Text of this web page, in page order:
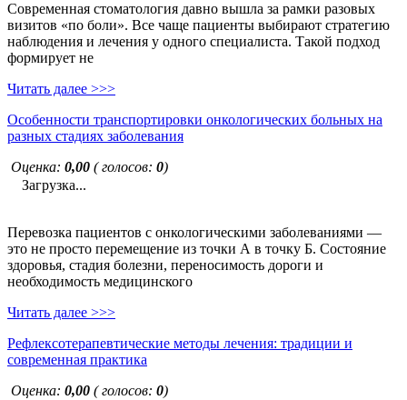
Современная стоматология давно вышла за рамки разовых
визитов «по боли». Все чаще пациенты выбирают стратегию
наблюдения и лечения у одного специалиста. Такой подход
формирует не
Читать далее >>>
Особенности транспортировки онкологических больных на
разных стадиях заболевания
Оценка: 0,00 ( голосов: 0)
Загрузка...
Перевозка пациентов с онкологическими заболеваниями —
это не просто перемещение из точки А в точку Б. Состояние
здоровья, стадия болезни, переносимость дороги и
необходимость медицинского
Читать далее >>>
Рефлексотерапевтические методы лечения: традиции и
современная практика
Оценка: 0,00 ( голосов: 0)